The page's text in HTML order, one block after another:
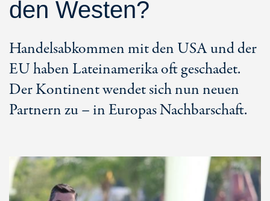
den Westen?
Handelsabkommen mit den USA und der
EU haben Lateinamerika oft geschadet.
Der Kontinent wendet sich nun neuen
Partnern zu – in Europas Nachbarschaft.